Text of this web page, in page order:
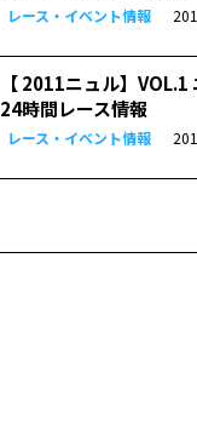
レース・イベント情報
【 2011ニュル】
24時間レース情報
レース・イベント情報